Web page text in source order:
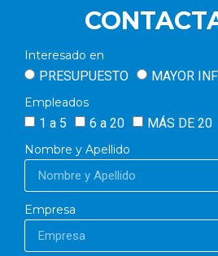
Interesado en
PRESUPUESTO MAYOR
Empleados
1 a 5 6 a 20 MÁS DE 20
Nombre y Apellido
Empresa